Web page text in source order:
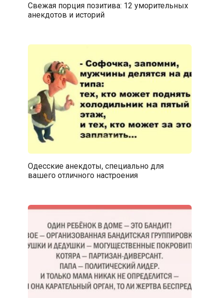
Свежая порция позитива: 12 уморительных
анекдотов и историй
Одесские анекдоты, специально для
вашего отличного настроения